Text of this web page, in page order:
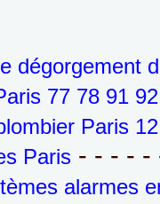
dégorgement
77 78 91
Paris 12
Paris - - - -
alarmes